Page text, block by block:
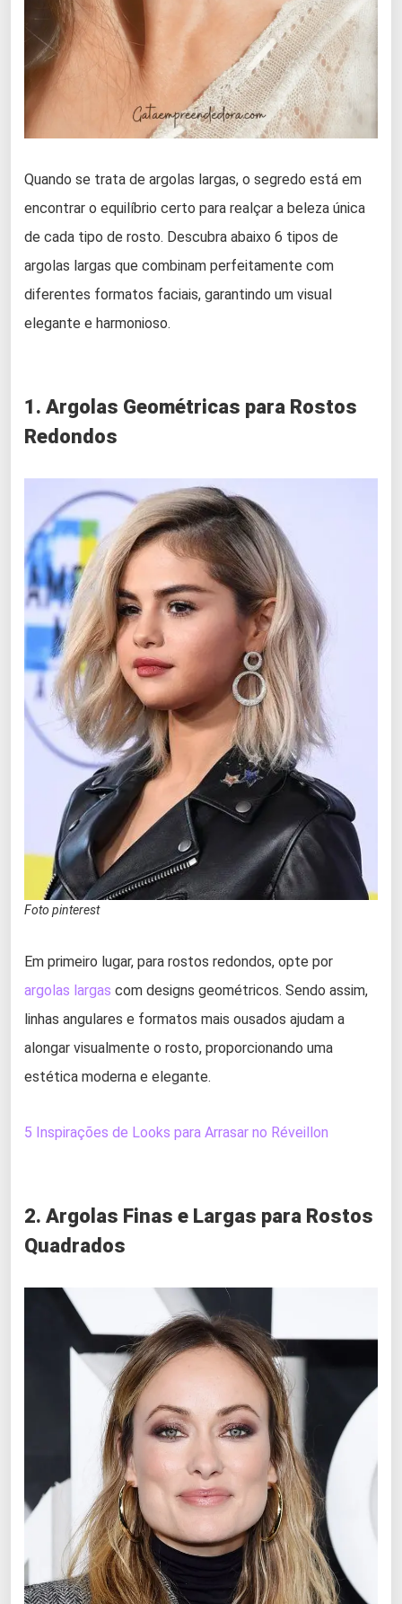
Quando se trata de argolas largas, o segredo está em
encontrar o equilíbrio certo para realçar a beleza única
de cada tipo de rosto. Descubra abaixo 6 tipos de
argolas largas que combinam perfeitamente com
diferentes formatos faciais, garantindo um visual
elegante e harmonioso.
1. Argolas Geométricas para Rostos
Redondos
Foto pinterest
Em primeiro lugar, para rostos redondos, opte por
argolas largas com designs geométricos. Sendo assim,
linhas angulares e formatos mais ousados ajudam a
alongar visualmente o rosto, proporcionando uma
estética moderna e elegante.
5 Inspirações de Looks para Arrasar no Réveillon
2. Argolas Finas e Largas para Rostos
Quadrados